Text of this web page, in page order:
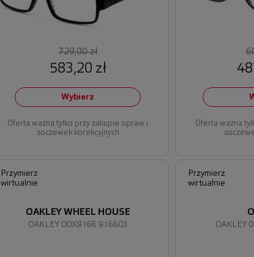
729,00 zł
583,20 zł
Wybierz
Oferta ważna tylko przy zakupie opraw i
soczewek korekcyjnych
Oferta ważna
Przymierz
wirtualnie
OAKLEY 0OX8166 816603
OAKLEY WHEEL HOUSE
Przymierz
wirtualnie
OAKLEY